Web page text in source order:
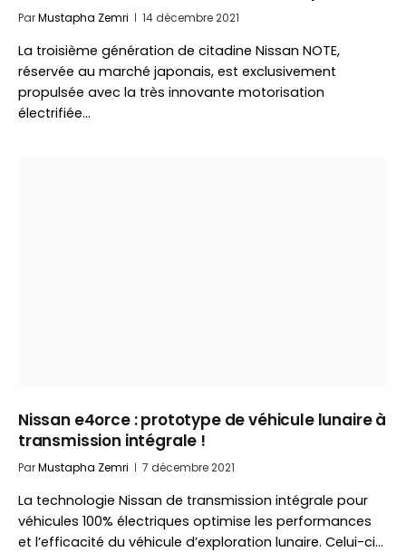
ParMustapha Zemri 14 décembre 2021
La troisième génération de citadine Nissan NOTE,
réservée au marché japonais, est exclusivement
propulsée avec la très innovante motorisation
électrifiée…
Nissan e4orce : prototype de véhicule lunaire à
transmission intégrale !
ParMustapha Zemri 7 décembre 2021
La technologie Nissan de transmission intégrale pour
véhicules 100% électriques optimise les performances
et l’efficacité du véhicule d’exploration lunaire. Celui-ci…